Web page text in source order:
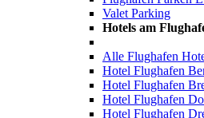
Valet Parking
Hotels am
Alle Flughafen
Hotel Flughafen
Hotel Flughafen
Hotel Flughafen
Hotel Flughafen